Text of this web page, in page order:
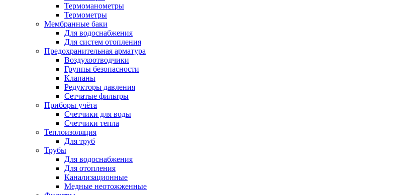
Термоманометры
Термометры
Мембранные баки
Для водоснабжения
Для систем отопления
Предохранительная арматура
Воздухоотводчики
Группы безопасности
Клапаны
Редукторы давления
Сетчатые фильтры
Приборы учёта
Счетчики для воды
Счетчики тепла
Теплоизоляция
Для труб
Трубы
Для водоснабжения
Для отопления
Канализационные
Медные неотожженные